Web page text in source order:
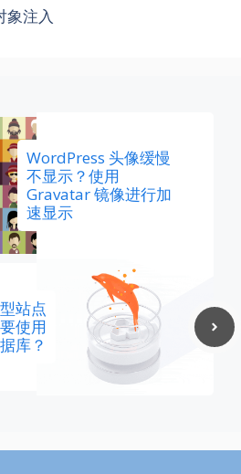
象注入
WordPress 头像缓慢
不显示？使用
Gravatar 镜像进行加
速显示
站点
使用
库？